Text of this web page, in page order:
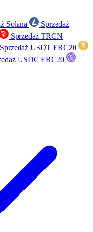
Solana
Sprzedaż
Sprzedaż TRON
Sprzedaż USDT ERC20
USDC ERC20